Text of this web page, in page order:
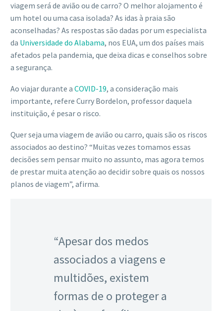
viagem será de avião ou de carro? O melhor alojamento é
um hotel ou uma casa isolada? As idas à praia são
aconselhadas? As respostas são dadas por um especialista
da Universidade do Alabama, nos EUA, um dos países mais
afetados pela pandemia, que deixa dicas e conselhos sobre
a segurança.
Ao viajar durante a COVID-19, a consideração mais
importante, refere Curry Bordelon, professor daquela
instituição, é pesar o risco.
Quer seja uma viagem de avião ou carro, quais são os riscos
associados ao destino? “Muitas vezes tomamos essas
decisões sem pensar muito no assunto, mas agora temos
de prestar muita atenção ao decidir sobre quais os nossos
planos de viagem”, afirma.
“Apesar dos medos
associados a viagens e
multidões, existem
formas de o proteger a